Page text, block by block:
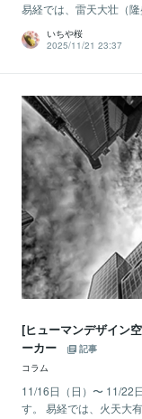
易経では、雷天大壮（
いちや桜
2025/11/21 23:37
[ヒューマンデザイン
ーカー
記事
コラム
11/16日（日）〜 11/22
す。 易経では、火天大